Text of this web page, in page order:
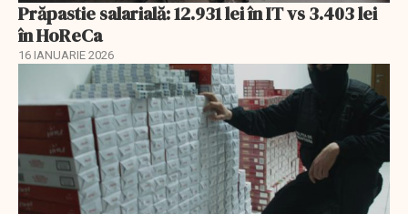
Prăpastie salarială: 12.931 lei în IT vs 3.403 lei
în HoReCa
16 IANUARIE 2026